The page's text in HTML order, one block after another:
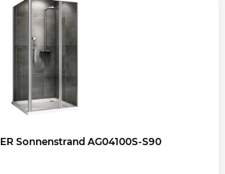
Sonnenstrand AG04100S-S90